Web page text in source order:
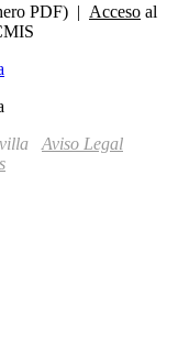
PDF) | Acceso al
Aviso Legal